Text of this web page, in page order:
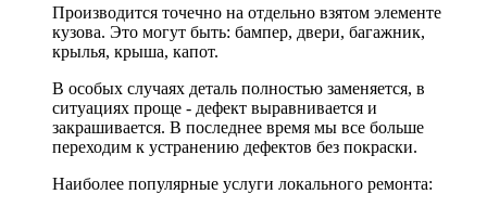
Производится точечно на отдельно взятом элементе
кузова. Это могут быть: бампер, двери, багажник,
крылья, крыша, капот.
В особых случаях деталь полностью заменяется, в
ситуациях проще - дефект выравнивается и
закрашивается. В последнее время мы все больше
переходим к устранению дефектов без покраски.
Наиболее популярные услуги локального ремонта: